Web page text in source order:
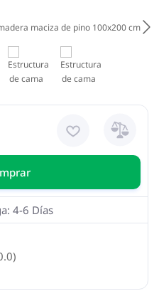
4-6 Días